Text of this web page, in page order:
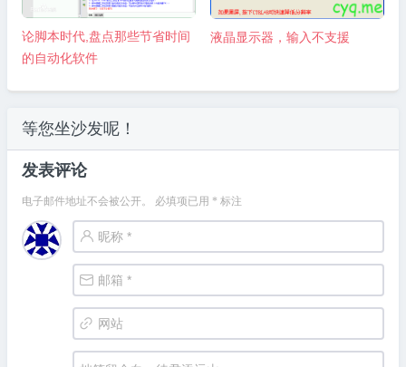
论脚本时代,盘点那些节省时间
的自动化软件
液晶显示器，输入不支援
等您坐沙发呢！
发表评论
电子邮件地址不会被公开。 必填项已用 * 标注